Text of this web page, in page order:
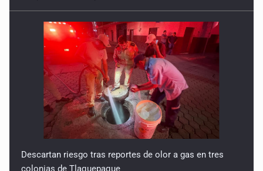
Descartan riesgo tras reportes de olor a gas en tres
colonias de Tlaquepaque